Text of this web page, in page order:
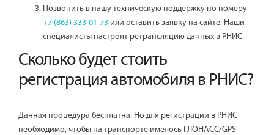
Позвонить в нашу техническую поддержку по номеру
+7 (863) 333-01-73 или оставить заявку на сайте. Наши
специалисты настроят ретрансляцию данных в РНИС.
Сколько будет стоить
регистрация автомобиля в РНИС?
Данная процедура бесплатна. Но для регистрации в РНИС
необходимо, чтобы на транспорте имелось ГЛОНАСС/GPS